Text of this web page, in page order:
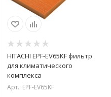
HITACHI EPF-EV65KF фильтр
для климатического
комплекса
Арт.: EPF-EV65KF